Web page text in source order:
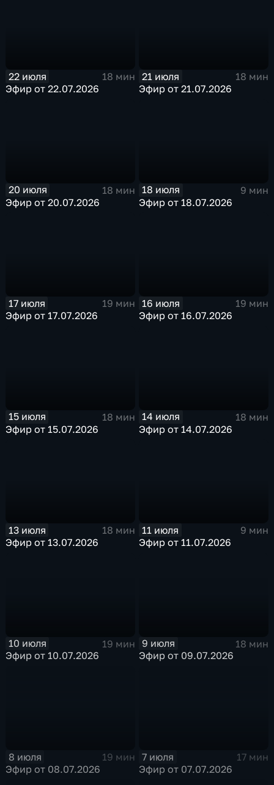
22 июля
18 мин
Эфир от 22.07.2026
21 июля
18 мин
Эфир от 21.07.2026
20 июля
18 мин
Эфир от 20.07.2026
18 июля
9 мин
Эфир от 18.07.2026
17 июля
19 мин
Эфир от 17.07.2026
16 июля
19 мин
Эфир от 16.07.2026
15 июля
18 мин
Эфир от 15.07.2026
14 июля
18 мин
Эфир от 14.07.2026
13 июля
18 мин
Эфир от 13.07.2026
11 июля
9 мин
Эфир от 11.07.2026
10 июля
19 мин
Эфир от 10.07.2026
9 июля
18 мин
Эфир от 09.07.2026
8 июля
19 мин
Эфир от 08.07.2026
7 июля
17 мин
Эфир от 07.07.2026